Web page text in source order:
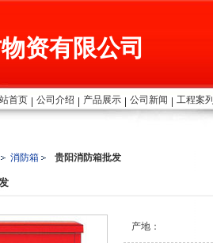
资有限公司
首页 公司介绍 产品展示 公司新闻 工程案列
消防箱 贵阳消防箱批发
产地：